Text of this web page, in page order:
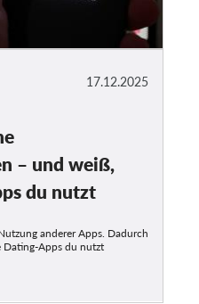
17.12.2025
– und weiß,
du nutzt
anderer Apps. Dadurch
Dating-Apps du nutzt